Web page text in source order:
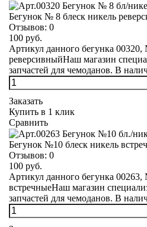
Бегунок № 8 блеск никель
Отзывов: 0
100 руб.
Артикул данного бегунка
реверсивныйНаш магазин
запчастей для чемоданов. В
Заказать
Купить в 1 клик
Сравнить
Бегунок №10 блеск никель
Отзывов: 0
100 руб.
Артикул данного бегунка
встречныеНаш магазин
запчастей для чемоданов. В